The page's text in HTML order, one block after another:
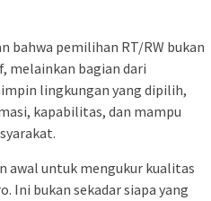
bahwa pemilihan RT/RW bukan
melainkan bagian dari
lingkungan yang dipilih,
kapabilitas, dan mampu
awal untuk mengukur kualitas
Ini bukan sekadar siapa yang